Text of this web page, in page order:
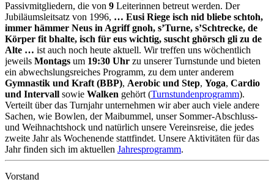
Passivmitgliedern, die von 9 Leiterinnen betreut werden. Der
Jubiläumsleitsatz von 1996, … Eusi Riege isch nid bliebe schtoh,
immer hämmer Neus in Agriff gnoh, s’Turne, s’Schtrecke, de
Körper fit bhalte, isch für eus wichtig, suscht ghörsch gli zu de
Alte … ist auch noch heute aktuell. Wir treffen uns wöchentlich
jeweils Montags um 19:30 Uhr zu unserer Turnstunde und bieten
ein abwechslungsreiches Programm, zu dem unter anderem
Gymnastik und Kraft (BBP), Aerobic und Step, Yoga, Cardio
und Intervall sowie Walken gehört (Turnstundenprogramm).
Verteilt über das Turnjahr unternehmen wir aber auch viele andere
Sachen, wie Bowlen, der Maibummel, unser Sommer-Abschluss-
und Weihnachtshock und natürlich unsere Vereinsreise, die jedes
zweite Jahr als Wochenende stattfindet. Unsere Aktivitäten für das
Jahr finden sich im aktuellen Jahresprogramm.
Vorstand